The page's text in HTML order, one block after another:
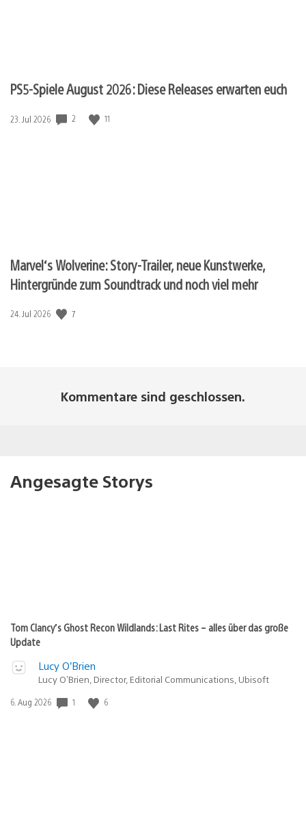
PS5-Spiele August 2026: Diese Releases erwarten euch
Veröffentlichungsdatum:
23. Jul 2026 2 11
Marvel‘s Wolverine: Story-Trailer, neue Kunstwerke,
Hintergründe zum Soundtrack und noch viel mehr
Veröffentlichungsdatum:
24. Jul 2026 7
Kommentare sind geschlossen.
Angesagte Storys
Tom Clancy’s Ghost Recon Wildlands: Last Rites – alles über das große
Update
Lucy O’Brien
Lucy O’Brien, Director, Editorial Communications, Ubisoft
Veröffentlichungsdatum:
6. Aug 2026 1 6